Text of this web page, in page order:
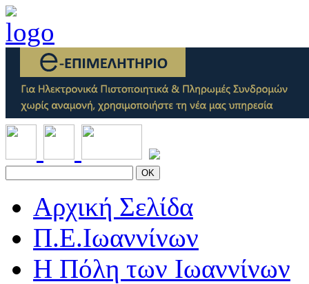
OK
Αρχική Σελίδα
Π.Ε.Ιωαννίνων
Η Πόλη των Ιωαννίνων